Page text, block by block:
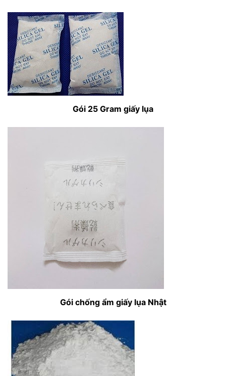
Gói 25 Gram giấy lụa
Gói chống ẩm giấy lụa Nhật